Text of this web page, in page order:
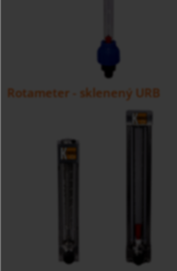
Rotameter - sklenený URB